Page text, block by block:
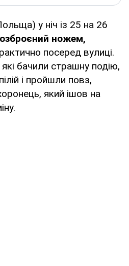
у ніч із 25 на 26
ножем,
посеред вулиці.
бачили страшну подію,
і пройшли повз,
який ішов на